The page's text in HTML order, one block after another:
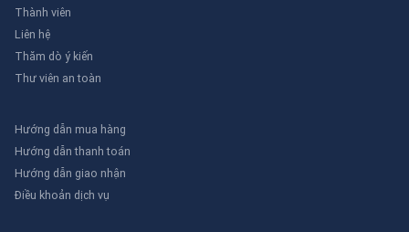
Thành viên
Liên hệ
Thăm dò ý kiến
Thư viên an toàn
Hướng dẫn mua hàng
Hướng dẫn thanh toán
Hướng dẫn giao nhận
Điều khoản dịch vụ